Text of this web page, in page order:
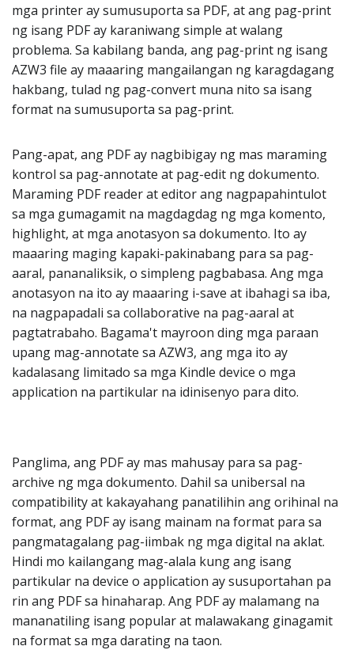
mga printer ay sumusuporta sa PDF, at ang pag-print
ng isang PDF ay karaniwang simple at walang
problema. Sa kabilang banda, ang pag-print ng isang
AZW3 file ay maaaring mangailangan ng karagdagang
hakbang, tulad ng pag-convert muna nito sa isang
format na sumusuporta sa pag-print.
Pang-apat, ang PDF ay nagbibigay ng mas maraming
kontrol sa pag-annotate at pag-edit ng dokumento.
Maraming PDF reader at editor ang nagpapahintulot
sa mga gumagamit na magdagdag ng mga komento,
highlight, at mga anotasyon sa dokumento. Ito ay
maaaring maging kapaki-pakinabang para sa pag-
aaral, pananaliksik, o simpleng pagbabasa. Ang mga
anotasyon na ito ay maaaring i-save at ibahagi sa iba,
na nagpapadali sa collaborative na pag-aaral at
pagtatrabaho. Bagama't mayroon ding mga paraan
upang mag-annotate sa AZW3, ang mga ito ay
kadalasang limitado sa mga Kindle device o mga
application na partikular na idinisenyo para dito.
Panglima, ang PDF ay mas mahusay para sa pag-
archive ng mga dokumento. Dahil sa unibersal na
compatibility at kakayahang panatilihin ang orihinal na
format, ang PDF ay isang mainam na format para sa
pangmatagalang pag-iimbak ng mga digital na aklat.
Hindi mo kailangang mag-alala kung ang isang
partikular na device o application ay susuportahan pa
rin ang PDF sa hinaharap. Ang PDF ay malamang na
mananatiling isang popular at malawakang ginagamit
na format sa mga darating na taon.